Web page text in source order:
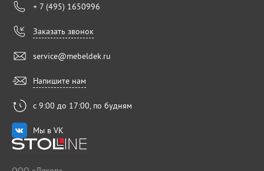
+ 7 (495) 1650996
Заказать звонок
service@mebeldek.ru
Напишите нам
с 9:00 до 17:00, по будням
Мы в VK